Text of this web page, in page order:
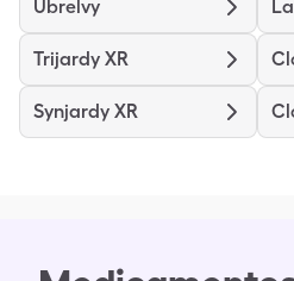
Ubrelvy
Trijardy XR
Synjardy XR